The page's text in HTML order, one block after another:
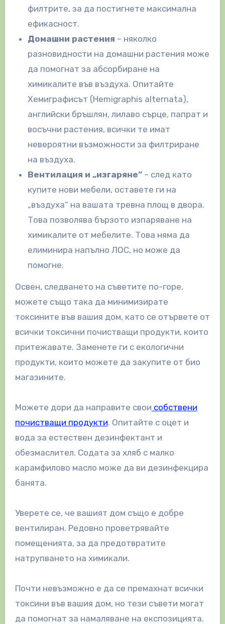
филтрите, за да постигнете максимална
ефикасност.
Домашни растения – няколко
разновидности на домашни растения може
да помогнат за абсорбиране на
химикалите във въздуха. Опитайте
Хемиграфисът (Hemigraphis alternata),
английски бръшлян, лилаво сърце, папрат и
восъчни растения, всички те имат
невероятни възможности за филтриране
на въздуха.
Вентилация и „изгаряне“ – след като
купите нови мебели, оставете ги на
„въздуха“ на вашата тревна площ в двора.
Това позволява бързото изпаряване на
химикалите от мебелите. Това няма да
елиминира напълно ЛОС, но може да
помогне.
Освен, следването на съветите по-горе,
можете също така да минимизирате
токсините във вашия дом, като се отървете от
всички токсични почистващи продукти, които
притежавате. Заменете ги с екологични
продукти, които можете да закупите от био
магазините.
Можете дори да направите свои собствени
почистващи продукти. Опитайте с оцет и
вода за естествен дезинфектант и
обезмаслител. Содата за хляб с малко
карамфилово масло може да ви дезинфекцира
банята.
Уверете се, че вашият дом също е добре
вентилиран. Редовно проветрявайте
помещенията, за да предотвратите
натрупването на химикали.
Почти невъзможно е да се премахнат всички
токсини във вашия дом, но тези съвети могат
да помогнат за намаляване на експозицията.